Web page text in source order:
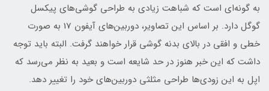
به گونه‌ای است که شباهت زیادی به طراحی گوشی‌های پیکسل
گوگل دارد. بر اساس این تصاویر، دوربین‌های آیفون 17 به صورت
خطی و افقی در بالای بدنه گوشی قرار خواهند گرفت. البته باید توجه
داشت که این خبر هنوز در حد شایعه است و بعید به نظر می‌رسد که
اپل به این زودی‌ها طراحی مثلثی دوربین‌های خود را تغییر دهد.